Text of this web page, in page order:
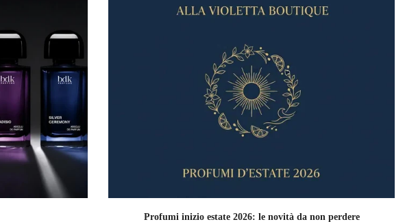
Profumi inizio estate 2026: le novità da non perdere